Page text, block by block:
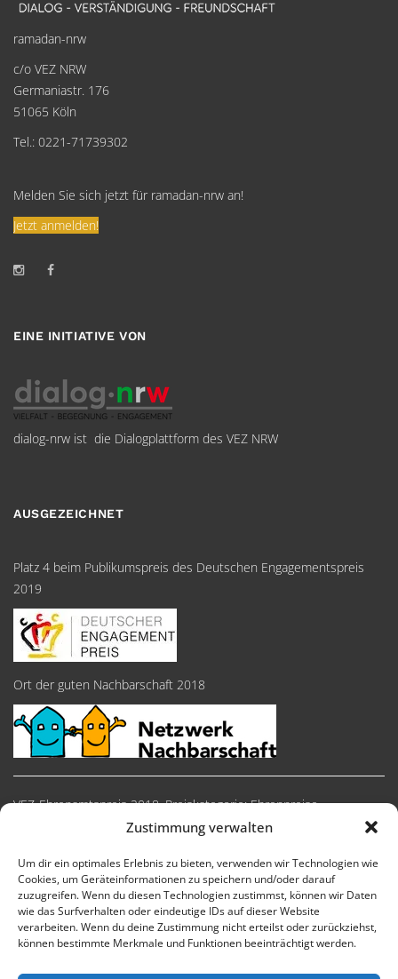
Zustimmung verwalten
Um dir ein optimales Erlebnis zu bieten, verwenden wir Technologien wie
Cookies, um Geräteinformationen zu speichern und/oder darauf
zuzugreifen. Wenn du diesen Technologien zustimmst, können wir Daten
wie das Surfverhalten oder eindeutige IDs auf dieser Website
verarbeiten. Wenn du deine Zustimmung nicht erteilst oder zurückziehst,
können bestimmte Merkmale und Funktionen beeinträchtigt werden.
ramadan-nrw
c/o VEZ NRW
Germaniastr. 176
51065 Köln
Tel.: 0221-71739302
Melden Sie sich jetzt für ramadan-nrw an!
Jetzt anmelden!
EINE INITIATIVE VON
dialog-nrw ist die Dialogplattform des VEZ NRW
AUSGEZEICHNET
Platz 4 beim Publikumspreis des Deutschen Engagementspreis
2019
Ort der guten Nachbarschaft 2018
VEZ-Ehrenamtspreis 2018, Preiskategorie: Ehrenpreise